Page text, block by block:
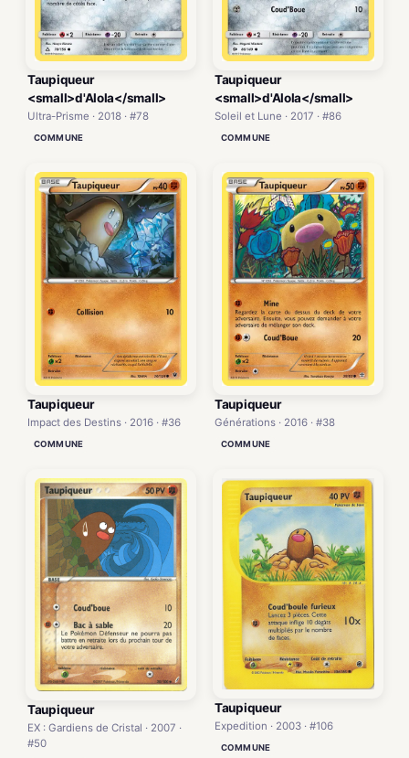
Taupiqueur
<small>d'Alola</small>
Ultra-Prisme · 2018 · #78
COMMUNE
Taupiqueur
<small>d'Alola</small>
Soleil et Lune · 2017 · #86
COMMUNE
Taupiqueur
Impact des Destins · 2016 · #36
COMMUNE
Taupiqueur
Générations · 2016 · #38
COMMUNE
Taupiqueur
EX : Gardiens de Cristal · 2007 ·
#50
Taupiqueur
Expedition · 2003 · #106
COMMUNE